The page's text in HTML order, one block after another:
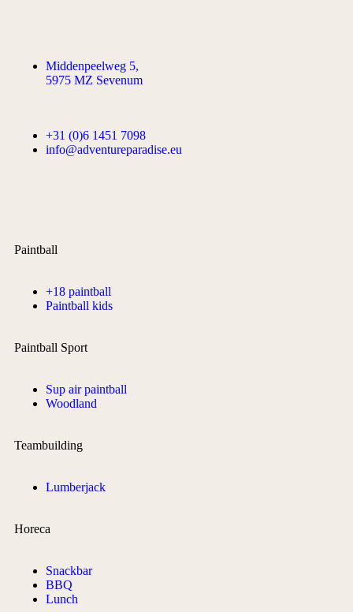
Middenpeelweg 5,
5975 MZ Sevenum
+31 (0)6 1451 7098
info@adventureparadise.eu
Paintball
+18 paintball
Paintball kids
Paintball Sport
Sup air paintball
Woodland
Teambuilding
Lumberjack
Horeca
Snackbar
BBQ
Lunch